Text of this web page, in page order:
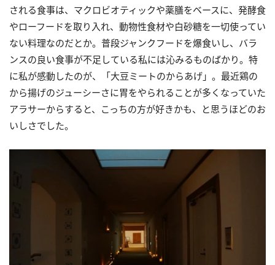
される食事は、マクロビオティックや薬膳をベースに、発酵食
やローフードを取り入れ、動物性食材や白砂糖を一切使ってい
ない料理なのだとか。普段ジャンクフードを爆食いし、バラ
ンスの良い食事が不足している私には沁みるものばかり。特
に私が感動したのが、「大豆ミートのからあげ」。最近鶏の
から揚げのジューシーさに胃をやられることが多くなっていた
アラサーからすると、こっちの方が好きかも、と思うほどのお
いしさでした。